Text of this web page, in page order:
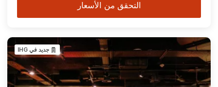
التحقق من الأسعار
جديد في IHG